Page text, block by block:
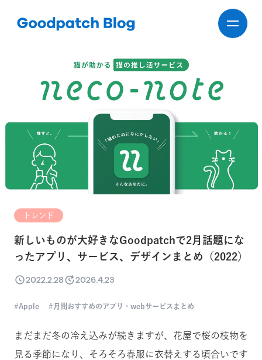
トレンド
新しいものが大好きなGoodpatchで2月話題にな
ったアプリ、サービス、デザインまとめ（2022）
2022.2.28 2026.4.23
Apple 月間おすすめのアプリ・webサービスまとめ
まだまだ冬の冷え込みが続きますが、花屋で桜の枝物を
見る季節になり、そろそろ春服に衣替えする頃合いです